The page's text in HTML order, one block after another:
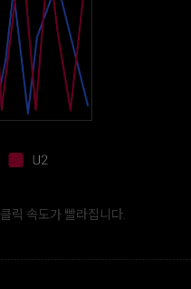
릭 속도가 빨라집니다.